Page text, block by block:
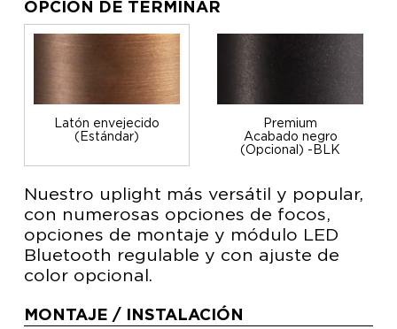
OPCION DE TERMINAR
Latón envejecido
(Estándar)
Premium
Acabado negro
(Opcional) -BLK
Nuestro uplight más versátil y popular,
con numerosas opciones de focos,
opciones de montaje y módulo LED
Bluetooth regulable y con ajuste de
color opcional.
MONTAJE / INSTALACIÓN